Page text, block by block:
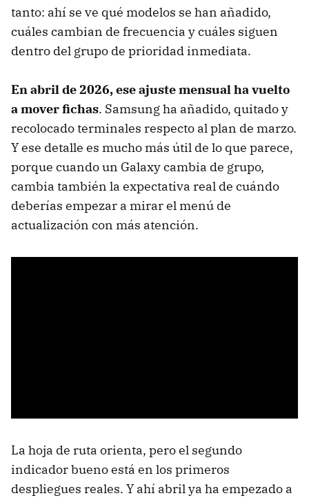
tanto: ahí se ve qué modelos se han añadido,
cuáles cambian de frecuencia y cuáles siguen
dentro del grupo de prioridad inmediata.
En abril de 2026, ese ajuste mensual ha vuelto
a mover fichas. Samsung ha añadido, quitado y
recolocado terminales respecto al plan de marzo.
Y ese detalle es mucho más útil de lo que parece,
porque cuando un Galaxy cambia de grupo,
cambia también la expectativa real de cuándo
deberías empezar a mirar el menú de
actualización con más atención.
La hoja de ruta orienta, pero el segundo
indicador bueno está en los primeros
despliegues reales. Y ahí abril ya ha empezado a